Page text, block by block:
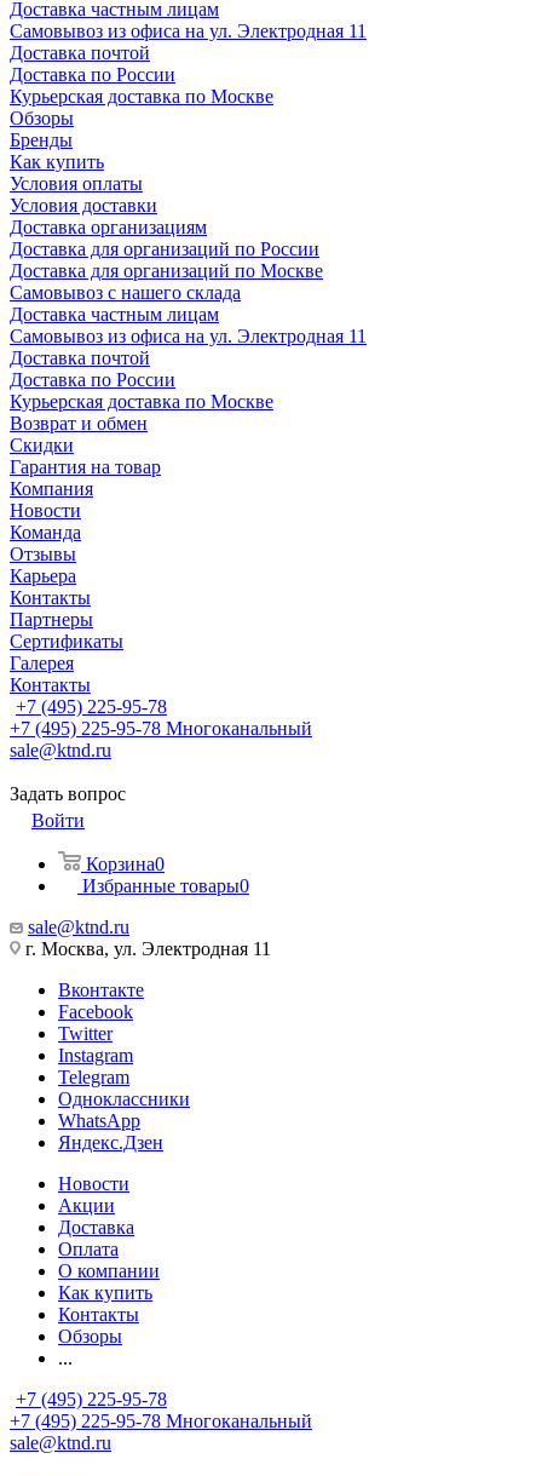
Доставка частным лицам
Самовывоз из офиса на ул. Электродная 11
Доставка почтой
Доставка по России
Курьерская доставка по Москве
Обзоры
Бренды
Как купить
Условия оплаты
Условия доставки
Доставка организациям
Доставка для организаций по России
Доставка для организаций по Москве
Самовывоз с нашего склада
Доставка частным лицам
Самовывоз из офиса на ул. Электродная 11
Доставка почтой
Доставка по России
Курьерская доставка по Москве
Возврат и обмен
Скидки
Гарантия на товар
Компания
Новости
Команда
Отзывы
Карьера
Контакты
Партнеры
Сертификаты
Галерея
Контакты
+7 (495) 225-95-78
+7 (495) 225-95-78 Многоканальный
sale@ktnd.ru
Задать вопрос
Войти
Корзина0
Избранные товары0
sale@ktnd.ru
г. Москва, ул. Электродная 11
Вконтакте
Facebook
Twitter
Instagram
Telegram
Одноклассники
WhatsApp
Яндекс.Дзен
Новости
Акции
Доставка
Оплата
О компании
Как купить
Контакты
Обзоры
...
+7 (495) 225-95-78
+7 (495) 225-95-78 Многоканальный
sale@ktnd.ru